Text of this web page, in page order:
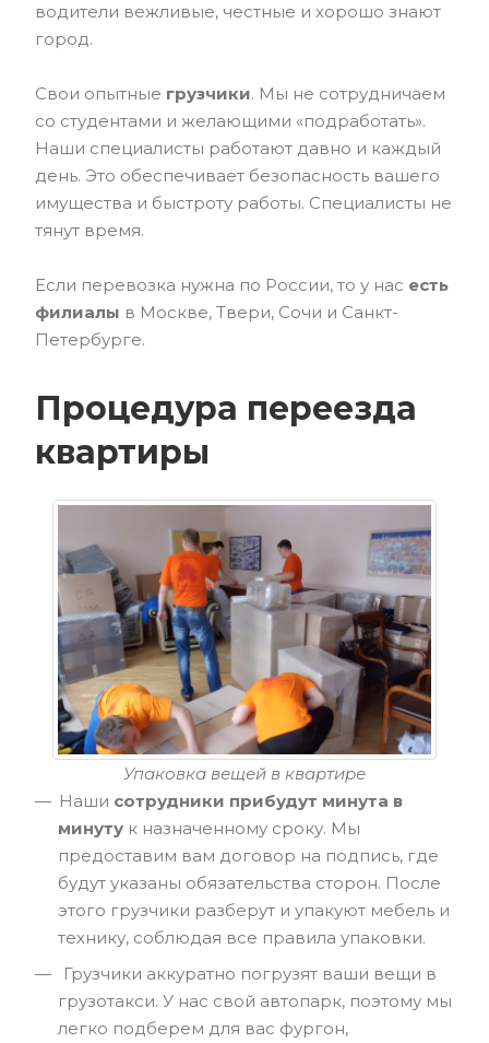
водители вежливые, честные и хорошо знают
город.
Свои опытные грузчики. Мы не сотрудничаем
со студентами и желающими «подработать».
Наши специалисты работают давно и каждый
день. Это обеспечивает безопасность вашего
имущества и быстроту работы. Специалисты не
тянут время.
Если перевозка нужна по России, то у нас есть
филиалы в Москве, Твери, Сочи и Санкт-
Петербурге.
Процедура переезда
квартиры
Упаковка вещей в квартире
Наши сотрудники прибудут минута в
минуту к назначенному сроку. Мы
предоставим вам договор на подпись, где
будут указаны обязательства сторон. После
этого грузчики разберут и упакуют мебель и
технику, соблюдая все правила упаковки.
Грузчики аккуратно погрузят ваши вещи в
грузотакси. У нас свой автопарк, поэтому мы
легко подберем для вас фургон,